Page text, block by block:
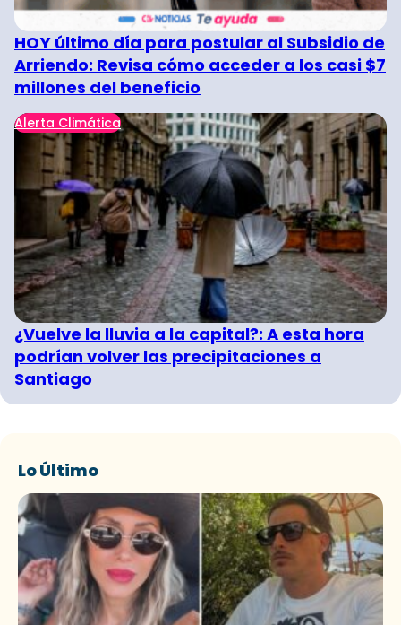
HOY último día para postular al Subsidio de
Arriendo: Revisa cómo acceder a los casi $7
millones del beneficio
Alerta Climática
¿Vuelve la lluvia a la capital?: A esta hora
podrían volver las precipitaciones a
Santiago
Lo Último